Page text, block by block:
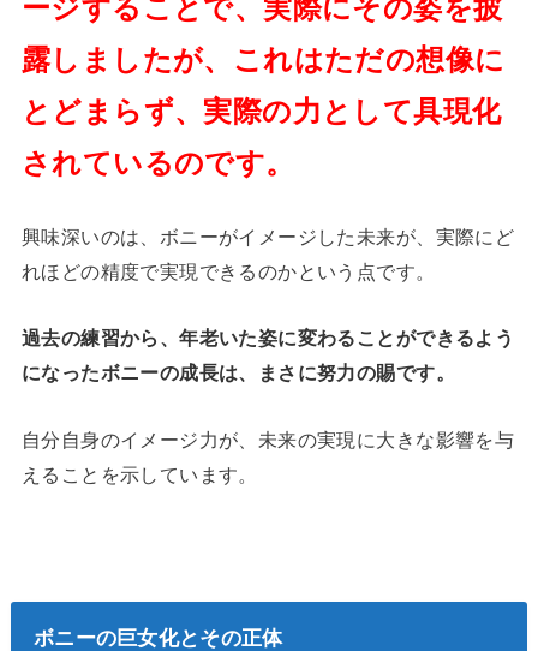
ージすることで、実際にその姿を披
露しましたが、これはただの想像に
とどまらず、実際の力として具現化
されているのです。
興味深いのは、ボニーがイメージした未来が、実際にど
れほどの精度で実現できるのかという点です。
過去の練習から、年老いた姿に変わることができるよう
になったボニーの成長は、まさに努力の賜です。
自分自身のイメージ力が、未来の実現に大きな影響を与
えることを示しています。
ボニーの巨女化とその正体